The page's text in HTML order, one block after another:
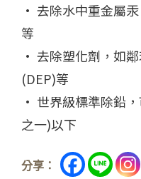
• 去除水中重金屬
等
• 去除塑化劑，如
(DEP)等
• 世界級標準除鉛
之一)以下
分享：